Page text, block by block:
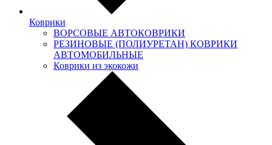
Коврики
ВОРСОВЫЕ АВТОКОВРИКИ
РЕЗИНОВЫЕ (ПОЛИУРЕТАН) КОВРИКИ
АВТОМОБИЛЬНЫЕ
Коврики из экокожи